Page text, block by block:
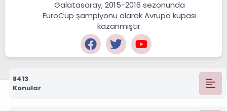
Galatasaray, 2015-2016 sezonunda
EuroCup şampiyonu olarak Avrupa kupası
kazanmıştır.
8413
Konular